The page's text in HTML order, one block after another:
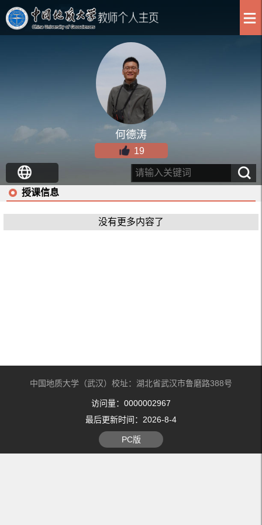
何德涛
19
授课信息
没有更多内容了
中国地质大学（武汉）校址：湖北省武汉市鲁磨路388号
访问量： 0000002967
最后更新时间： 2026-8-4
PC版